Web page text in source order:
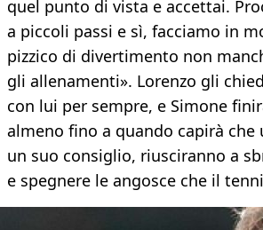
quel punto di vista e accettai.
a piccoli passi e sì, facciamo in
pizzico di divertimento non
gli allenamenti». Lorenzo gli
con lui per sempre, e Simone
almeno fino a quando capirà che
un suo consiglio, riusciranno a
e spegnere le angosce che il